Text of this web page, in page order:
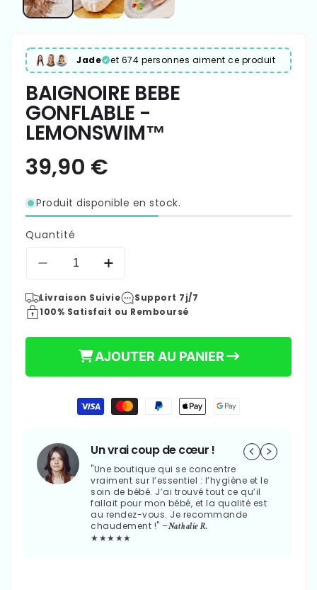
Jade et 674 personnes aiment ce produit
BAIGNOIRE BEBE
GONFLABLE -
LEMONSWIM™
habituel
39,90 €
Produit disponible en stock.
Quantité
Réduire
quantité
de
GONFLABLE
-
Augmenter
quantité
de
GONFLABLE
-
Livraison Suivie
Support 7j/7
100% Satisfait ou Remboursé
AJOUTER AU PANIER
Un vrai coup de cœur !
"Une boutique qui se concentre
vraiment sur l’essentiel : l’hygiène et le
soin de bébé. J’ai trouvé tout ce qu’il
fallait pour mon bébé, et la qualité est
au rendez-vous. Je recommande
chaudement !" –Nathalie R.
★★★★★